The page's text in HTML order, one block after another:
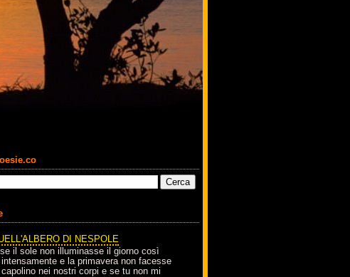
DI NESPOLE
il sole non illuminasse il giorno così
intensamente e la primavera non facesse
capolino nei nostri corpi e se tu non mi